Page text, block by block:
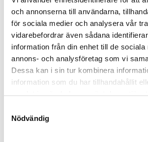
och annonserna till användarna,
för sociala medier och analysera vår
vidarebefordrar även sådana
information från din enhet till de sociala
annons- och analysföretag som vi
Dessa kan i sin tur kombinera
information som du har tillhandahållit
samlat in när du har använt deras
Nödvändig
spärrkrokar. | Lyftredskapet är
tillverkad av seghärdade detaljer
1 356,00
tillverkad